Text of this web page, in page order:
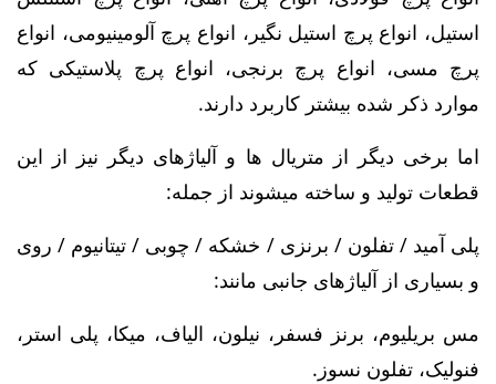
استیل، انواع پرچ استیل نگیر، انواع پرچ آلومینیومی، انواع
پرچ مسی، انواع پرچ برنجی، انواع پرچ پلاستیکی که
موارد ذکر شده بیشتر کاربرد دارند.
اما برخی دیگر از متریال ها و آلیاژهای دیگر نیز از این
قطعات تولید و ساخته میشوند از جمله:
پلی آمید / تفلون / برنزی / خشکه / چوبی / تیتانیوم / روی
و بسیاری از آلیاژهای جانبی مانند:
مس بریلیوم، برنز فسفر، نیلون، الیاف، میکا، پلی استر،
فنولیک، تفلون نسوز.